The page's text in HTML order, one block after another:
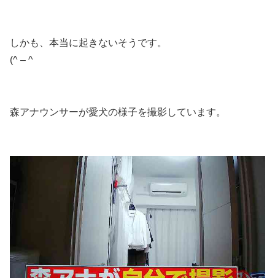
しかも、本当に起きないそうです。
(^ – ^
森アナウンサーが愛犬の様子を撮影しています。